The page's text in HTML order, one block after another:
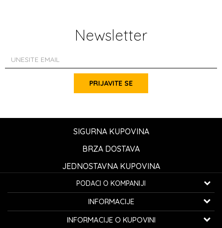
Newsletter
PRIJAVITE SE
SIGURNA KUPOVINA
BRZA DOSTAVA
JEDNOSTAVNA KUPOVINA
PODACI O KOMPANIJI
K...G... Fashion d.o.o.
Bulevar oslobođenja 41 32000 Čačak, Srbija
INFORMACIJE
O nama
INFORMACIJE O KUPOVINI